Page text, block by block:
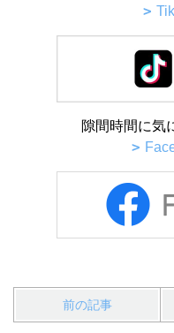
隙間時間に気
前の記事